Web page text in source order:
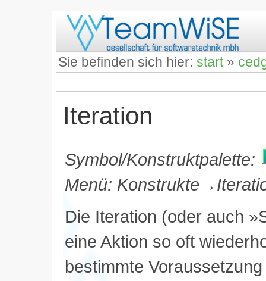
Sie befinden sich hier: start»
Iteration
Symbol/Konstruktpalette:
Menü:
Die Iteration (oder auch
eine Aktion so oft
bestimmte